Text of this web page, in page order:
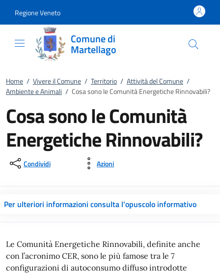
Regione Veneto
Comune di
Martellago
Home / Vivere il Comune / Territorio / Attività del Comune /
Ambiente e Animali / Cosa sono le Comunità Energetiche Rinnovabili?
Cosa sono le Comunità
Energetiche Rinnovabili?
Condividi Azioni
Per ulteriori informazioni consulta l’opuscolo informativo
Le Comunità Energetiche Rinnovabili, definite anche
con l’acronimo CER, sono le più famose tra le 7
configurazioni di autoconsumo diffuso introdotte